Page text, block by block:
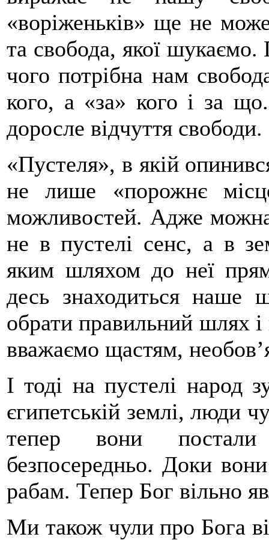
«воріженьків» ще не
та свобода, якої
чого потрібна нам
кого, а «за» кого і за
доросле відчуття свободи.
«Пустеля», в якій
не лише «порожнє
можливостей. Адже
не в пустелі сенс, а в
яким шляхом до неї
десь знаходиться наше
обрати правильний шлях
вважаємо щастям,
І тоді на пустелі народ
єгипетській землі, люди
тепер вони
безпосередньо. Доки
рабам. Тепер Бог вільно
Ми також чули про Бога